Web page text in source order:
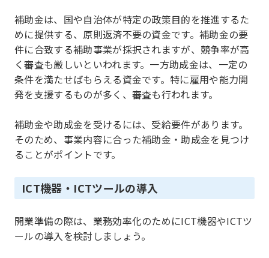
補助金は、国や自治体が特定の政策目的を推進するた
めに提供する、原則返済不要の資金です。補助金の要
件に合致する補助事業が採択されますが、競争率が高
く審査も厳しいといわれます。一方助成金は、一定の
条件を満たせばもらえる資金です。特に雇用や能力開
発を支援するものが多く、審査も行われます。
補助金や助成金を受けるには、受給要件があります。
そのため、事業内容に合った補助金・助成金を見つけ
ることがポイントです。
ICT機器・ICTツールの導入
開業準備の際は、業務効率化のためにICT機器やICTツ
ールの導入を検討しましょう。